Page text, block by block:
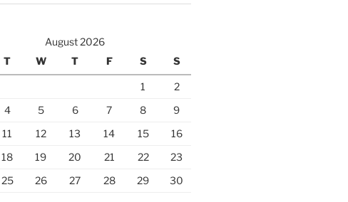
August 2026
T W T F S S
1
2
4 5 6 7 8
9
11 12 13 14 15
16
18 19 20 21 22
23
25 26 27 28 29
30